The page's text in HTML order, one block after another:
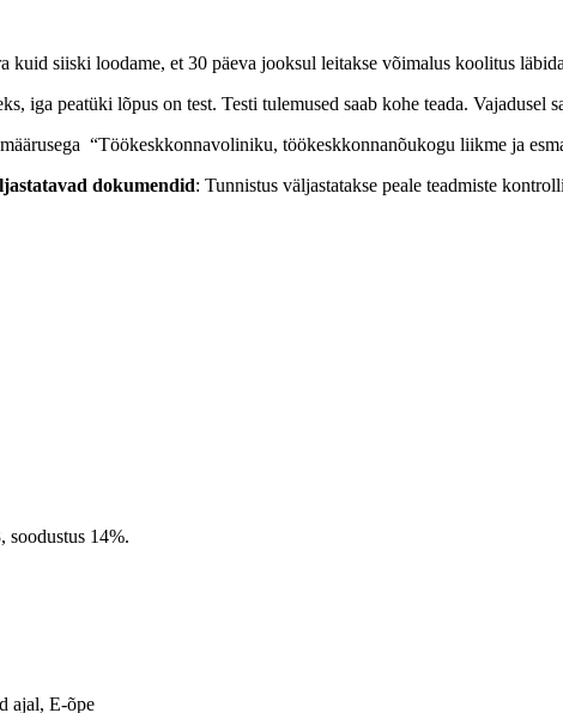
kuid siiski loodame, et 30 päeva jooksul leitakse võimalus koolitus
iga peatüki lõpus on test. Testi tulemused saab kohe teada. Vajadusel
“Töökeskkonnavoliniku, töökeskkonnanõukogu liikme ja
dokumendid: Tunnistus väljastatakse peale teadmiste
soodustus 14%.
ajal, E-õpe